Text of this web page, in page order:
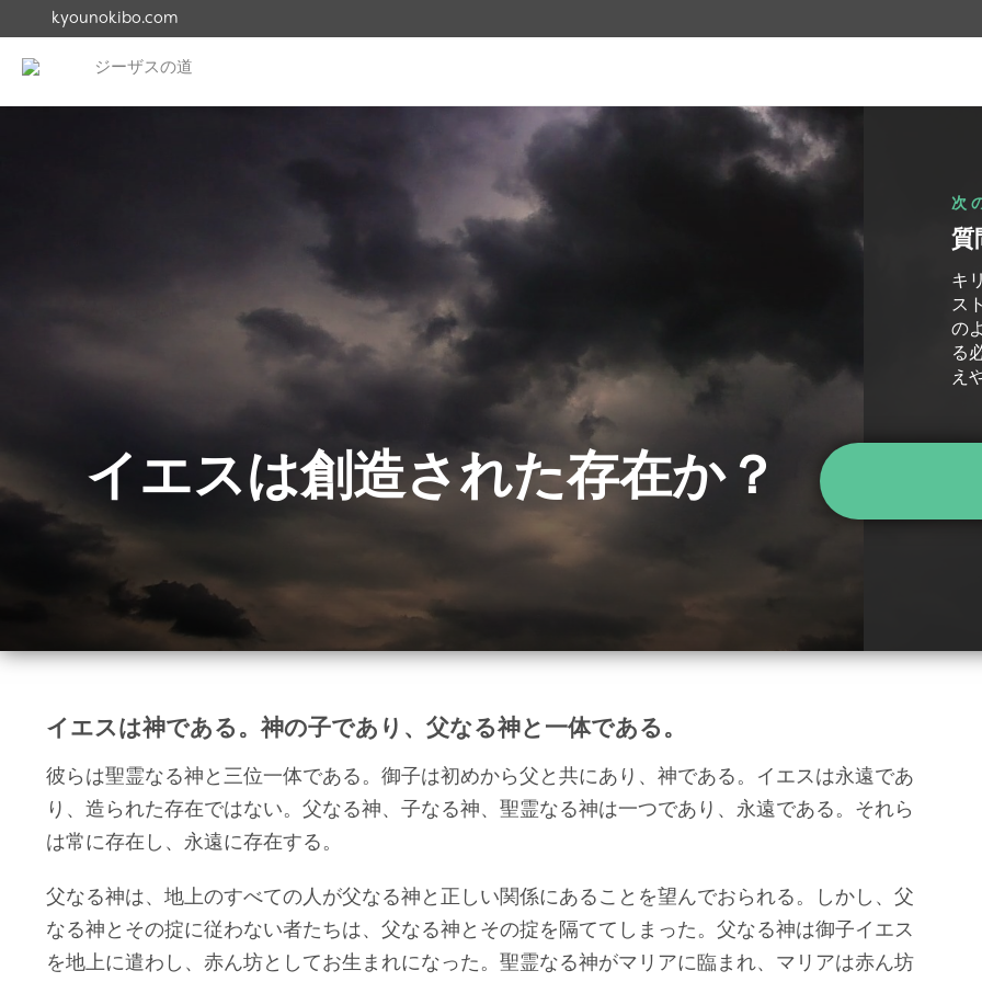
kyounokibo.com
ジーザスの道
イエスは創造された存在か？
次
質
キ
ス
の
る
え
イエスは神である。神の子であり、父なる神と一体である。
彼らは聖霊なる神と三位一体である。御子は初めから父と共にあり、神である。イエスは永遠であ
り、造られた存在ではない。父なる神、子なる神、聖霊なる神は一つであり、永遠である。それら
は常に存在し、永遠に存在する。
父なる神は、地上のすべての人が父なる神と正しい関係にあることを望んでおられる。しかし、父
なる神とその掟に従わない者たちは、父なる神とその掟を隔ててしまった。父なる神は御子イエス
を地上に遣わし、赤ん坊としてお生まれになった。聖霊なる神がマリアに臨まれ、マリアは赤ん坊